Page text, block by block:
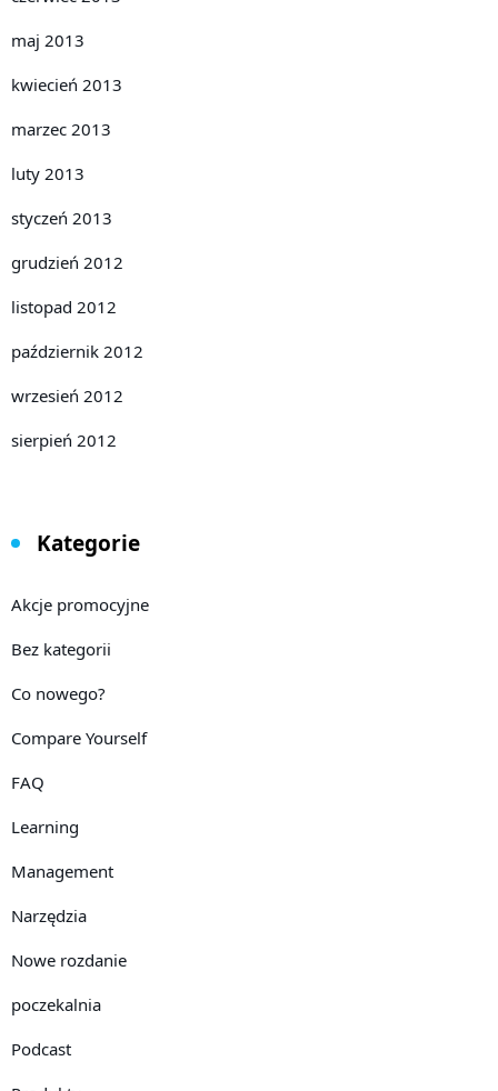
maj 2013
kwiecień 2013
marzec 2013
luty 2013
styczeń 2013
grudzień 2012
listopad 2012
październik 2012
wrzesień 2012
sierpień 2012
Kategorie
Akcje promocyjne
Bez kategorii
Co nowego?
Compare Yourself
FAQ
Learning
Management
Narzędzia
Nowe rozdanie
poczekalnia
Podcast